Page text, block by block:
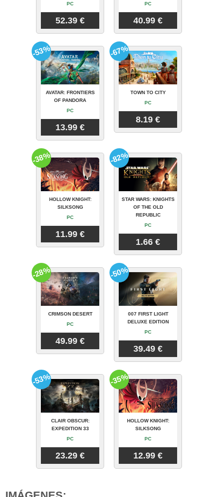
PC
52.39 €
PC
40.99 €
AVATAR: FRONTIERS
OF PANDORA
PC
13.99 €
-53%
TOWN TO CITY
PC
8.19 €
-67%
HOLLOW KNIGHT:
SILKSONG
PC
11.99 €
-38%
STAR WARS: KNIGHTS
OF THE OLD
REPUBLIC
PC
1.66 €
-82%
CRIMSON DESERT
PC
49.99 €
-28%
007 FIRST LIGHT
DELUXE EDITION
PC
39.49 €
-50%
CLAIR OBSCUR:
EXPEDITION 33
PC
23.29 €
-53%
HOLLOW KNIGHT:
SILKSONG
PC
12.99 €
-35%